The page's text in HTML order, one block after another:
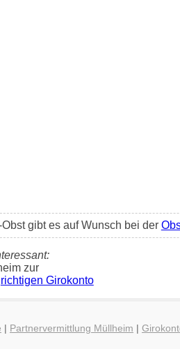
gibt es auf Wunsch bei der
zur
richtigen Girokonto
| Partnervermittlung Müllheim |